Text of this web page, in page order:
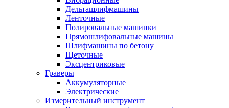
Дельташлифмашины
Ленточные
Полировальные машинки
Прямошлифовальные машины
Шлифмашины по бетону
Щеточные
Эксцентриковые
Граверы
Аккумуляторные
Электрические
Измерительный инструмент